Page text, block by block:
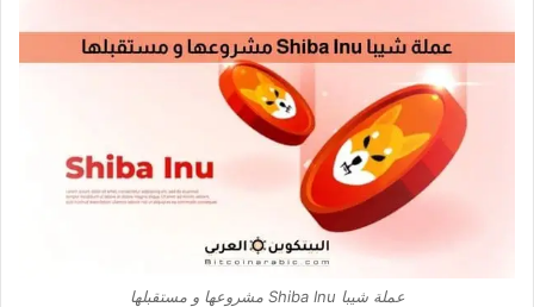
عملة شيبا Shiba Inu مشروعها و مستقبلها